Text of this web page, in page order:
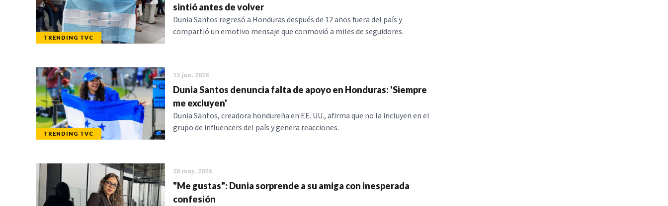
TRENDING TVC
sintió antes de volver
Dunia Santos regresó a Honduras después de 12 años fuera del país y
compartió un emotivo mensaje que conmovió a miles de seguidores.
TRENDING TVC
12 jun. 2026
Dunia Santos denuncia falta de apoyo en Honduras: 'Siempre
me excluyen'
Dunia Santos, creadora hondureña en EE. UU., afirma que no la incluyen en el
grupo de influencers del país y genera reacciones.
26 may. 2026
"Me gustas": Dunia sorprende a su amiga con inesperada
confesión